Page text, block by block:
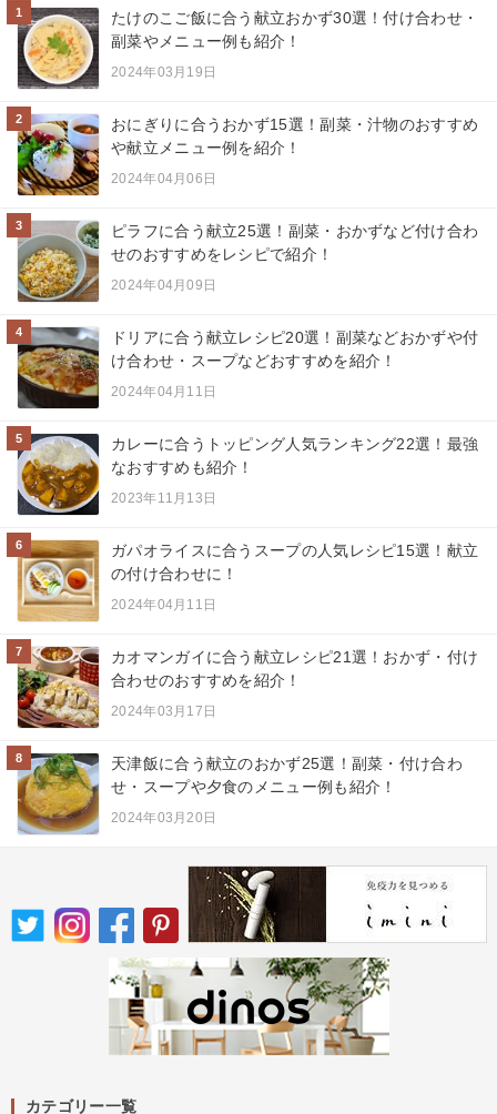
1
たけのこご飯に合う献立おかず30選！付け合わせ・
副菜やメニュー例も紹介！
2024年03月19日
2
おにぎりに合うおかず15選！副菜・汁物のおすすめ
や献立メニュー例を紹介！
2024年04月06日
3
ピラフに合う献立25選！副菜・おかずなど付け合わ
せのおすすめをレシピで紹介！
2024年04月09日
4
ドリアに合う献立レシピ20選！副菜などおかずや付
け合わせ・スープなどおすすめを紹介！
2024年04月11日
5
カレーに合うトッピング人気ランキング22選！最強
なおすすめも紹介！
2023年11月13日
6
ガパオライスに合うスープの人気レシピ15選！献立
の付け合わせに！
2024年04月11日
7
カオマンガイに合う献立レシピ21選！おかず・付け
合わせのおすすめを紹介！
2024年03月17日
8
天津飯に合う献立のおかず25選！副菜・付け合わ
せ・スープや夕食のメニュー例も紹介！
2024年03月20日
カテゴリー一覧